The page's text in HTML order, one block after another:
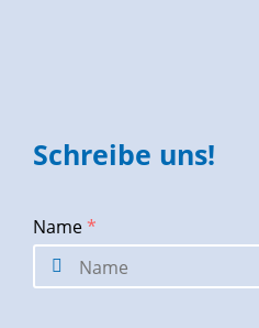
Schreibe uns!
Name*